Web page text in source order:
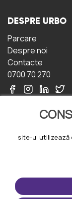
site-ul utilizează
DESPRE URBO
Parcare
Despre noi
Contacte
0700 70 270
Termeni și condiții
Politica de